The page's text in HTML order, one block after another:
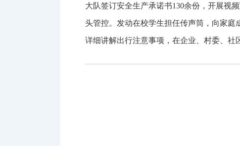
大队签订安全生产承诺书130余份，开展视
头管控。发动在校学生担任传声筒，向家庭
详细讲解出行注意事项，在企业、村委、社